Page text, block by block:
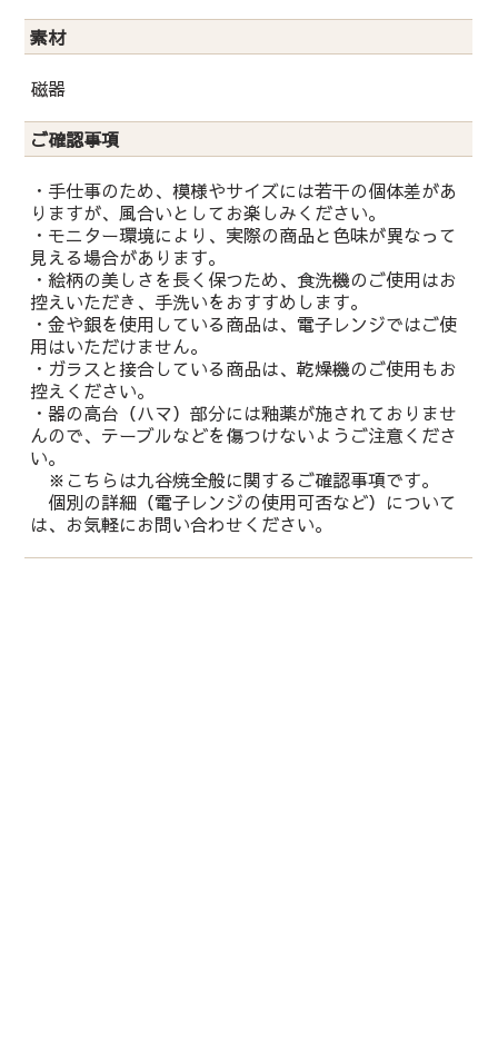
素材
磁器
ご確認事項
・手仕事のため、模様やサイズには若干の個体差があ
りますが、風合いとしてお楽しみください。
・モニター環境により、実際の商品と色味が異なって
見える場合があります。
・絵柄の美しさを長く保つため、食洗機のご使用はお
控えいただき、手洗いをおすすめします。
・金や銀を使用している商品は、電子レンジではご使
用はいただけません。
・ガラスと接合している商品は、乾燥機のご使用もお
控えください。
・器の高台（ハマ）部分には釉薬が施されておりませ
んので、テーブルなどを傷つけないようご注意くださ
い。
※こちらは九谷焼全般に関するご確認事項です。
個別の詳細（電子レンジの使用可否など）について
は、お気軽にお問い合わせください。